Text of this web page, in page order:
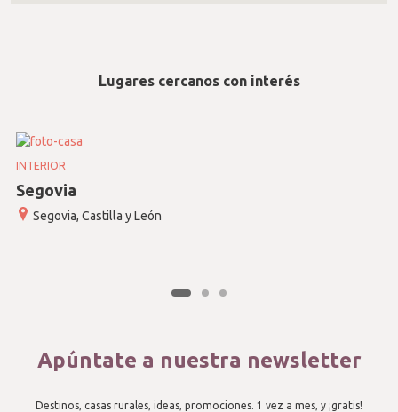
Lugares cercanos con interés
INTERIOR
Segovia
Segovia, Castilla y León
Apúntate a nuestra newsletter
Destinos, casas rurales, ideas, promociones. 1 vez a mes, y ¡gratis!